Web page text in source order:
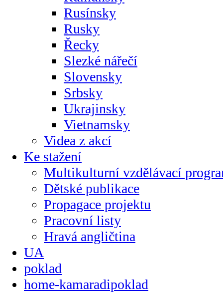
Rusínsky
Rusky
Řecky
Slezké nářečí
Slovensky
Srbsky
Ukrajinsky
Vietnamsky
Videa z akcí
Ke stažení
Multikulturní vzdělávací
Dětské publikace
Propagace projektu
Pracovní listy
Hravá angličtina
UA
poklad
home-kamaradipoklad